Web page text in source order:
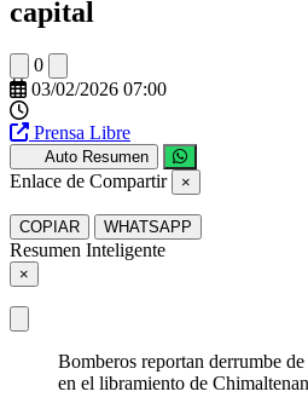
capital
0
03/02/2026 07:00
Prensa Libre
Auto Resumen
Enlace de Compartir ×
COPIAR WHATSAPP
Resumen Inteligente
×
Bomberos reportan derrumbe
en el libramiento de